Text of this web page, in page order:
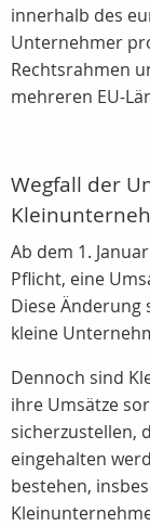
innerhalb des
Unternehmer
Rechtsrahmen
mehreren EU-
Wegfall der
Ab dem 1.
Pflicht, eine
Diese
kleine
Dennoch sind
ihre Umsätze
sicherzustellen,
eingehalten
bestehen,